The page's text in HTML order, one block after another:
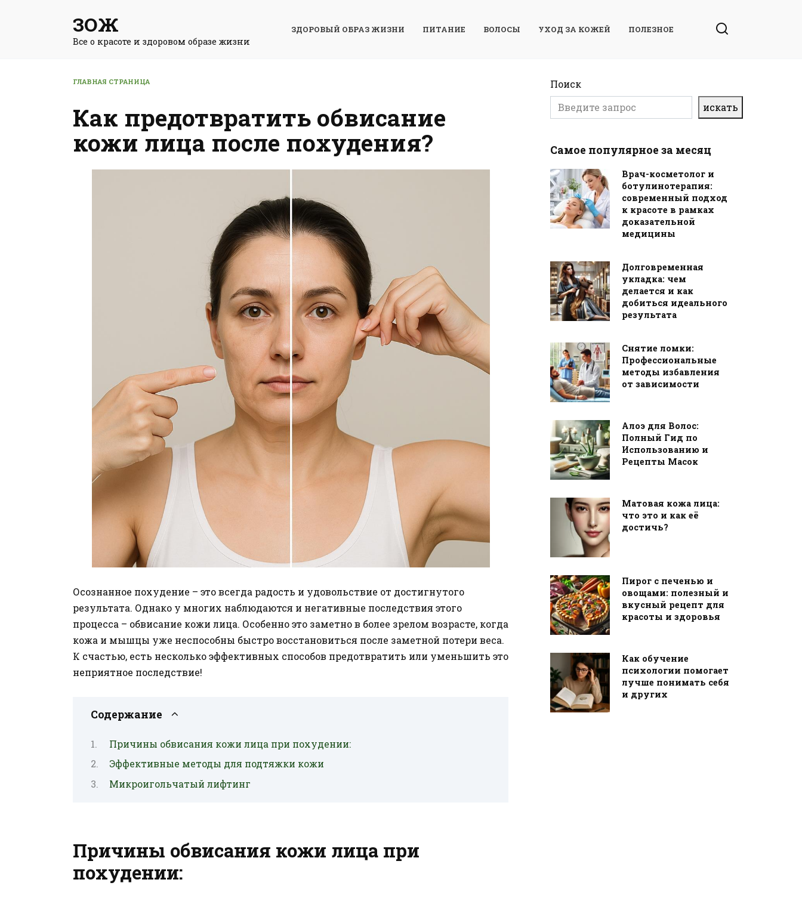
ЗОЖ
Все о красоте и здоровом образе жизни
ЗДОРОВЫЙ ОБРАЗ ЖИЗНИ ПИТАНИЕ ВОЛОСЫ УХОД ЗА КОЖЕЙ ПОЛЕЗНОЕ
ГЛАВНАЯ СТРАНИЦА
Как предотвратить обвисание
кожи лица после похудения?
Осознанное похудение – это всегда радость и удовольствие от достигнутого
результата. Однако у многих наблюдаются и негативные последствия этого
процесса – обвисание кожи лица. Особенно это заметно в более зрелом возрасте, когда
кожа и мышцы уже неспособны быстро восстановиться после заметной потери веса.
К счастью, есть несколько эффективных способов предотвратить или уменьшить это
неприятное последствие!
Содержание
Причины обвисания кожи лица при похудении:
Эффективные методы для подтяжки кожи
Микроигольчатый лифтинг
Причины обвисания кожи лица при
похудении:
Поиск
искать
Самое популярное за месяц
Врач-косметолог и
ботулинотерапия:
современный подход
к красоте в рамках
доказательной
медицины
Долговременная
укладка: чем
делается и как
добиться идеального
результата
Снятие ломки:
Профессиональные
методы избавления
от зависимости
Алоэ для Волос:
Полный Гид по
Использованию и
Рецепты Масок
Матовая кожа лица:
что это и как её
достичь?
Пирог с печенью и
овощами: полезный и
вкусный рецепт для
красоты и здоровья
Как обучение
психологии помогает
лучше понимать себя
и других